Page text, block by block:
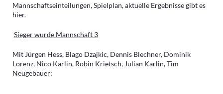
Mannschaftseinteilungen, Spielplan, aktuelle Ergebnisse gibt es
hier.
Sieger wurde Mannschaft 3
Mit Jürgen Hess, Blago Dzajkic, Dennis Blechner, Dominik
Lorenz, Nico Karlin, Robin Krietsch, Julian Karlin, Tim
Neugebauer;